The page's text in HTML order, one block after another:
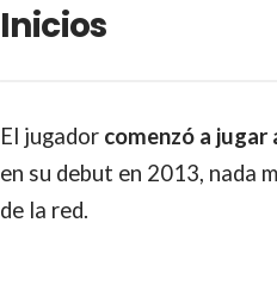
Inicios
El jugador comenzó a
en su debut en 2013, nada
de la red.